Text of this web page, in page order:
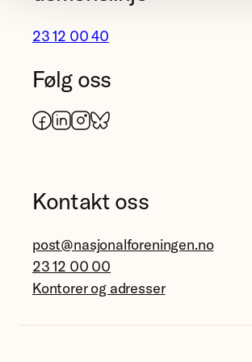
23 12 00 40
Følg oss
Facebook
LinkedIn
Instagram
Bluesky
Kontakt oss
post@nasjonalforeningen.no
23 12 00 00
Kontorer og adresser